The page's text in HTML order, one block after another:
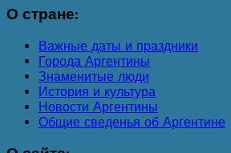
О стране:
Важные даты и праздники
Города Аргентины
Знаменитые люди
История и культура
Новости Аргентины
Общие сведенья об Аргентине